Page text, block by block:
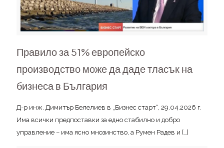
Правило за 51% европейско
производство може да даде тласък на
бизнеса в България
Д-р инж. Димитър Белелиев в „Бизнес старт“, 29.04.2026 г.
Има всички предпоставки за едно стабилно и добро
управление – има ясно мнозинство, а Румен Радев и […]